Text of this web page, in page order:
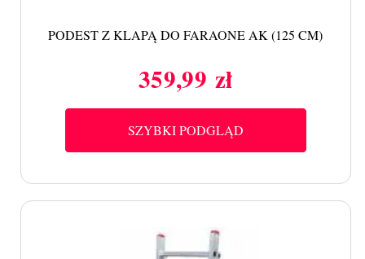
PODEST Z KLAPĄ DO FARAONE AK (125 CM)
Cena
359,99 zł
SZYBKI PODGLĄD